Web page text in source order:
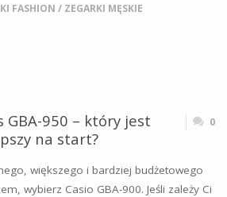
FASHION / ZEGARKI MĘSKIE
GBA-950 – który jest
na start?
0
większego i bardziej budżetowego
wybierz Casio GBA-900. Jeśli zależy Ci